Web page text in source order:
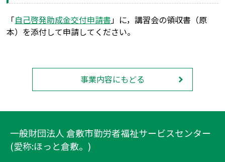
「自己啓発助成金交付申請書」に，講習会の領収書（原
本）を添付して申請してください。
事業内容にもどる
一般財団法人 倉敷市勤労者福祉サービスセンター
(愛称:ほっと倉敷。)